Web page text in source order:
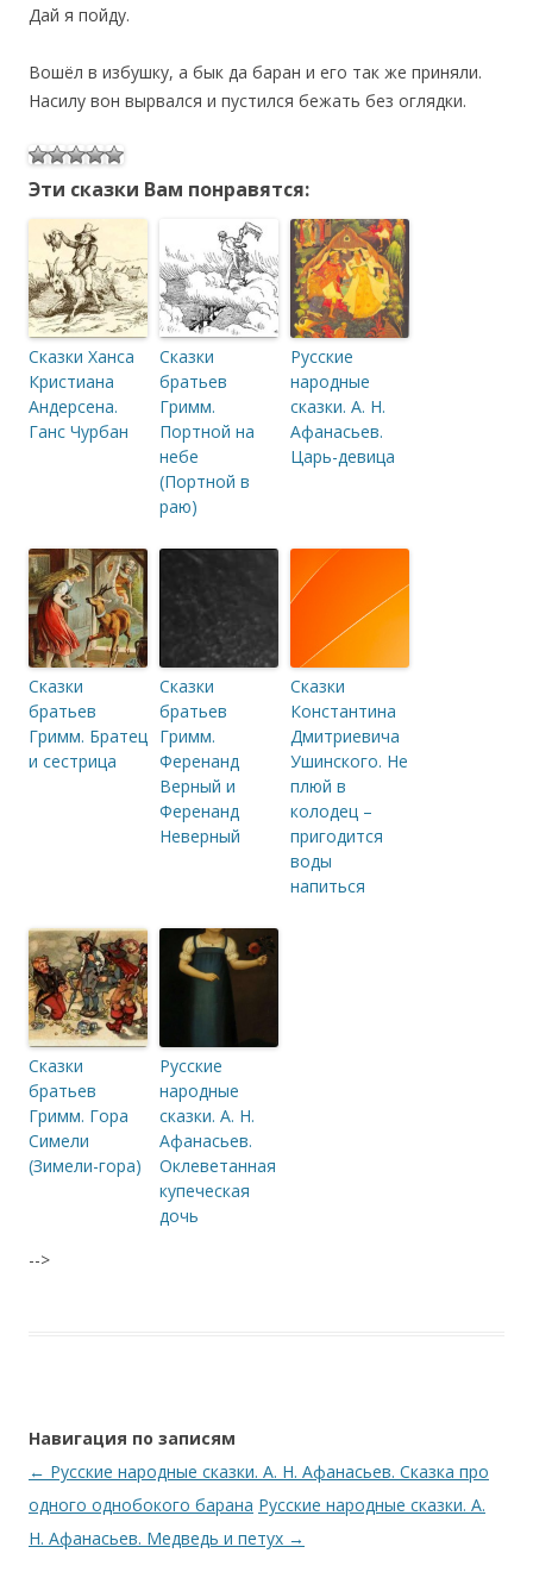
Дай я пойду.
Вошёл в избушку, а бык да баран и его так же приняли.
Насилу вон вырвался и пустился бежать без оглядки.
Эти сказки Вам понравятся:
Сказки Ханса
Кристиана
Андерсена.
Ганс Чурбан
Сказки
братьев
Гримм.
Портной на
небе
(Портной в
раю)
Русские
народные
сказки. А. Н.
Афанасьев.
Царь-девица
Сказки
братьев
Гримм. Братец
и сестрица
Сказки
братьев
Гримм.
Ференанд
Верный и
Ференанд
Неверный
Сказки
Константина
Дмитриевича
Ушинского. Не
плюй в
колодец –
пригодится
воды
напиться
Сказки
братьев
Гримм. Гора
Симели
(Зимели-гора)
Русские
народные
сказки. А. Н.
Афанасьев.
Оклеветанная
купеческая
дочь
-->
Навигация по записям
← Русские народные сказки. А. Н. Афанасьев. Сказка про
одного однобокого барана Русские народные сказки. А.
Н. Афанасьев. Медведь и петух →